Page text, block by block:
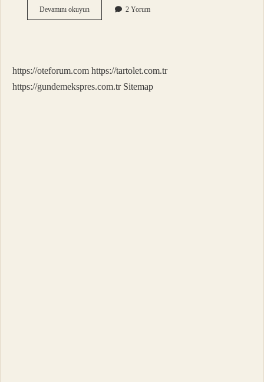
Devamını okuyunEgzoz
Nasıl
2 Yorum
https://oteforum.com https://tartolet.com.tr
https://gundemekspres.com.tr Sitemap